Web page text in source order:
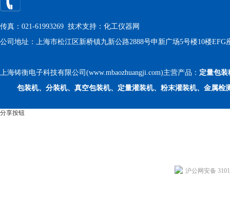
传真：021-61993269 技术支持： 化工仪器网
公司地址：上海市松江区新桥镇九新公路2888号申新广场5号楼10楼EFG
上海铸衡电子科技有限公司(www.mbaozhuangji.com)主营产品： 定量包装
包装机、分装机、真空包装机、定量灌装机、粉末灌装机、金属检
分享按钮
沪公网安备